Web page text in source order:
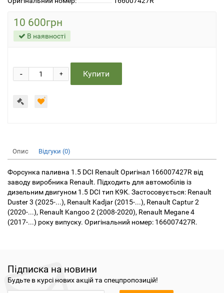
10 600грн
В наявності
+
- Купити
Опис Відгуки (0)
Форсунка паливна 1.5 DCI Renault Оригінал 166007427R від
заводу виробника Renault. Підходить для автомобілів із
дизельним двигуном 1.5 DCI тип К9К. Застосовується: Renault
Duster 3 (2025-...), Renault Kadjar (2015-...), Renault Captur 2
(2020-...), Renault Kangoo 2 (2008-2020), Renault Megane 4
(2017-...) року випуску. Оригінальний номер: 166007427R.
Підписка на новини
Будьте в курсі нових акцій та спецпропозицій!